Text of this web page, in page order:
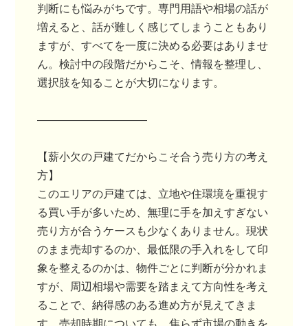
判断にも悩みがちです。専門用語や相場の話が
増えると、話が難しく感じてしまうこともあり
ますが、すべてを一度に決める必要はありませ
ん。検討中の段階だからこそ、情報を整理し、
選択肢を知ることが大切になります。
――――――――――
【薪小欠の戸建てだからこそ合う売り方の考え
方】
このエリアの戸建ては、立地や住環境を重視す
る買い手が多いため、無理に手を加えすぎない
売り方が合うケースも少なくありません。現状
のまま売却するのか、最低限の手入れをして印
象を整えるのかは、物件ごとに判断が分かれま
すが、周辺相場や需要を踏まえて方向性を考え
ることで、納得感のある進め方が見えてきま
す。売却時期についても、焦らず市場の動きを